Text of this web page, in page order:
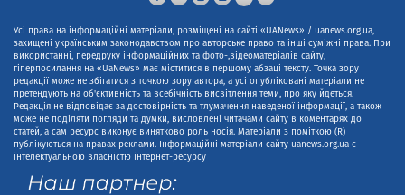
Усі права на інформаційні матеріали, розміщені на сайті «UANews» / uanews.org.ua,
захищені українським законодавством про авторське право та інші суміжні права. При
використанні, передруку інформаційних та фото-,відеоматеріалів сайту,
гіперпосилання на «UaNews» має міститися в першому абзаці тексту. Точка зору
редакції може не збігатися з точкою зору автора, а усі опубліковані матеріали не
претендують на об'єктивність та всебічність висвітлення теми, про яку йдеться.
Редакція не відповідає за достовірність та тлумачення наведеної інформації, а також
може не поділяти погляди та думки, висловлені читачами сайту в коментарях до
статей, а сам ресурс виконує винятково роль носія. Матеріали з поміткою (R)
публікуються на правах реклами. Інформаційні матеріали сайту uanews.org.ua є
інтелектуальною власністю інтернет-ресурсу